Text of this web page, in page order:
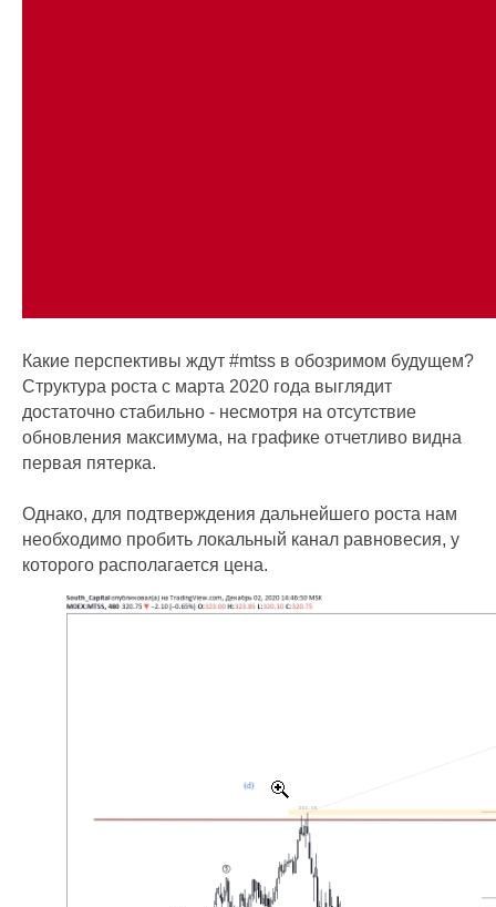
Какие перспективы ждут #mtss в обозримом будущем?
Структура роста с марта 2020 года выглядит
достаточно стабильно - несмотря на отсутствие
обновления максимума, на графике отчетливо видна
первая пятерка.
Однако, для подтверждения дальнейшего роста нам
необходимо пробить локальный канал равновесия, у
которого располагается цена.